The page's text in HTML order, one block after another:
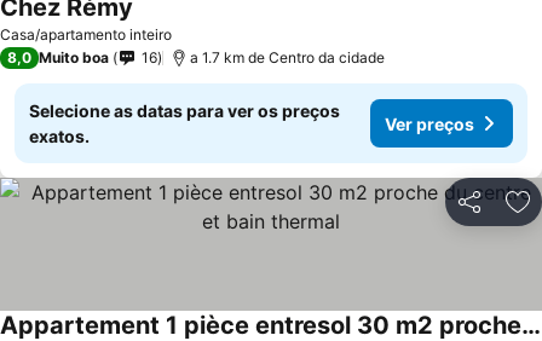
Casa/apartamento inteiro
Chez Rémy
8,0 Muito boa 16 a 1.7 km de Centro da cidade
Selecione as datas para ver os preços
exatos.
Ver preços
Partilhar
Appartement 1 pièce entresol 30 m2 proche du centre et bain thermal